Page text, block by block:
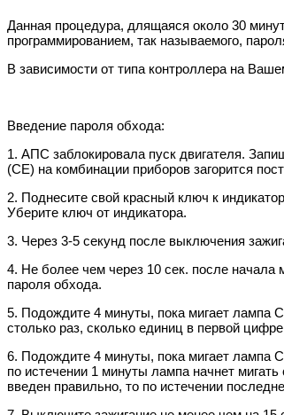
Данная процедура, длящаяся около 30
программированием, так называемого,
В зависимости от типа контроллера на
Введение пароля обхода:
1. АПС заблокировала пуск двигателя.
(СЕ) на комбинации приборов загорится
2. Поднесите свой красный ключ к
Уберите ключ от индикатора.
3. Через 3-5 секунд после выключения
4. Не более чем через 10 сек. после начала
пароля обхода.
5. Подождите 4 минуты, пока мигает лампа
столько раз, сколько единиц в первой
6. Подождите 4 минуты, пока мигает лампа
по истечении 1 минуты лампа начнет
введен правильно, то по истечении